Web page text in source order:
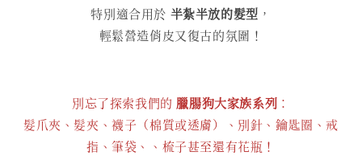
特別適合用於 半紮半放的髮型 ，
輕鬆營造俏皮又復古的氛圍！
別忘了探索我們的 臘腸狗大家族系列 ：
髮爪夾、髮夾、襪子（棉質或透膚）、別針、鑰匙圈、戒
指、筆袋、、 梳子甚至還有花瓶！